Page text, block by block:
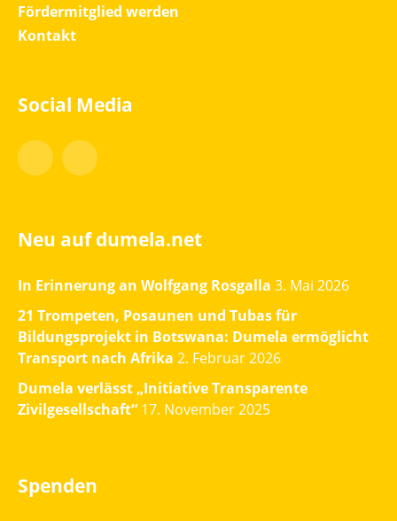
Fördermitglied werden
Kontakt
Social Media
Facebook
Neu auf dumela.net
In Erinnerung an Wolfgang Rosgalla 3. Mai 2026
21 Trompeten, Posaunen und Tubas für
Bildungsprojekt in Botswana: Dumela ermöglicht
Transport nach Afrika 2. Februar 2026
Dumela verlässt „Initiative Transparente
Zivilgesellschaft“ 17. November 2025
Spenden